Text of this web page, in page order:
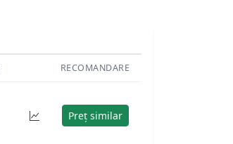
RECOMANDARE
Preț similar